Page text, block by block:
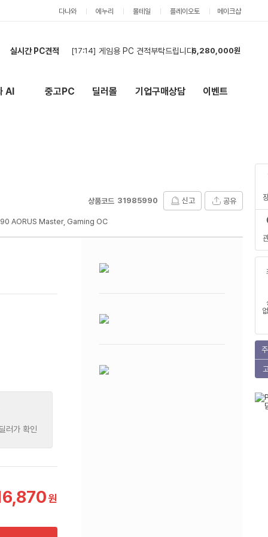
다나와 에누리 몰테일 플레이오토 메이크샵
실시간 PC견적
[18:25] PC2대 견적요청입니다.
8,361,000원
PC구매견적입니다.
게임용 PC 견적부탁드립니다.6,280,000원
AI 중고PC 딜러몰 기업구매상담 이벤트
상품코드 31985990 신고 공유
AORUS Master, Gaming OC
러가 확인
원